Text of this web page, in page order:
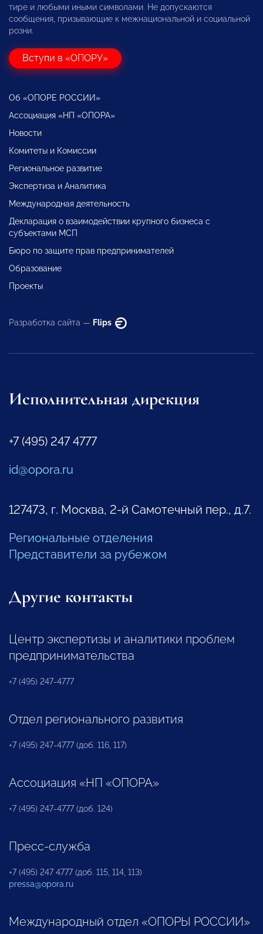
тире и любыми иными символами. Не допускаются
сообщения, призывающие к межнациональной и социальной
розни.
Вступи в «ОПОРУ»
Об «ОПОРЕ РОССИИ»
Ассоциация «НП «ОПОРА»
Новости
Комитеты и Комиссии
Региональное развитие
Экспертиза и Аналитика
Международная деятельность
Декларация о взаимодействии крупного бизнеса с
субъектами МСП
Бюро по защите прав предпринимателей
Образование
Проекты
Разработка сайта — Flips
Исполнительная дирекция
+7 (495) 247 4777
id@opora.ru
127473, г. Москва, 2-й Самотечный пер., д.7.
Региональные отделения
Представители за рубежом
Другие контакты
Центр экспертизы и аналитики проблем
предпринимательства
+7 (495) 247-4777
Отдел регионального развития
+7 (495) 247-4777 (доб. 116, 117)
Ассоциация «НП «ОПОРА»
+7 (495) 247-4777 (доб. 124)
Пресс-служба
+7 (495) 247 4777 (доб. 115, 114, 113)
pressa@opora.ru
Международный отдел «ОПОРЫ РОССИИ»